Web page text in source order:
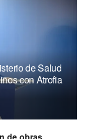
de Salud
con Atrofia